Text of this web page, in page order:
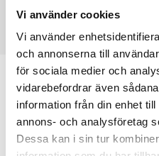
Vi använder cookies
Vi använder
och annonserna till
för sociala medier och
vidarebefordrar även
information från din enhet
annons- och analysföretag
Dessa kan i sin tur
75244
Passar detta
Ange
du valt passar din
skall sättas på dina